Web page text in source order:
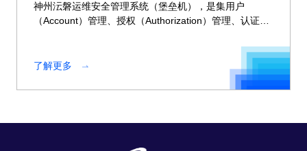
神州沄磐运维安全管理系统（堡垒机），是集用户
（Account）管理、授权（Authorization）管理、认证
了解更多